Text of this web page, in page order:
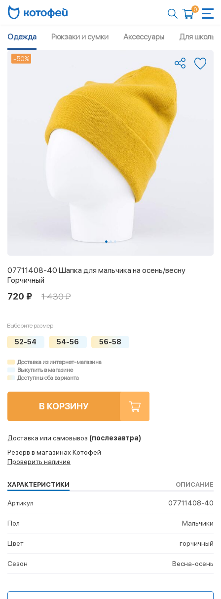
0
Одежда Рюкзаки и сумки Аксессуары Для школы
-50%
07711408-40 Шапка для мальчика на осень/весну
Горчичный
720 ₽ 1 430 ₽
Выберите размер
52-54 54-56 56-58
Доставка из интернет-магазина
Выкупить в магазине
Доступны оба варианта
В КОРЗИНУ
Доставка или самовывоз (послезавтра)
Резерв в магазинах Котофей
Проверить наличие
ХАРАКТЕРИСТИКИ ОПИСАНИЕ
Артикул 07711408-40
Пол Мальчики
Цвет горчичный
Сезон Весна-осень